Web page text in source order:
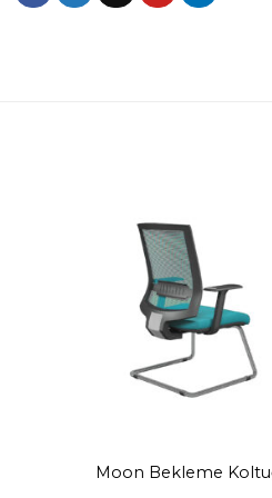
Moon Bekleme